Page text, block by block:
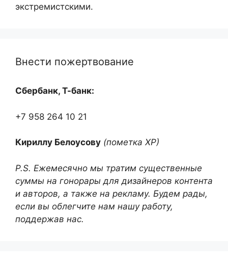
экстремистскими.
Внести пожертвование
Сбербанк, Т-банк:
+7 958 264 10 21
Кириллу Белоусову (пометка ХР)
P.S. Ежемесячно мы тратим существенные
суммы на гонорары для дизайнеров контента
и авторов, а также на рекламу. Будем рады,
если вы облегчите нам нашу работу,
поддержав нас.